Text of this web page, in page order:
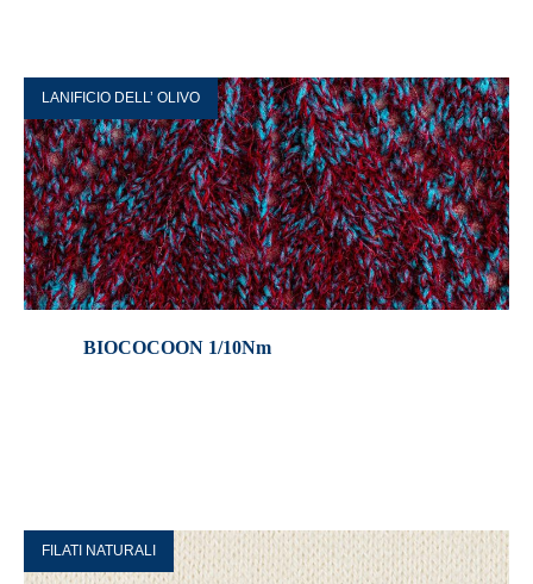
LANIFICIO DELL’ OLIVO
BIOCOCOON 1/10Nm
FILATI NATURALI